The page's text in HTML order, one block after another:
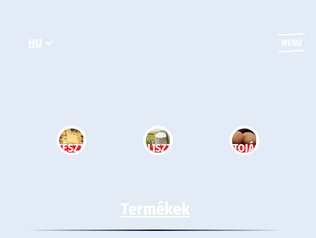
tartalomhoz
HU MENÜ
TÉSZTA LISZT TOJÁS
Termékek